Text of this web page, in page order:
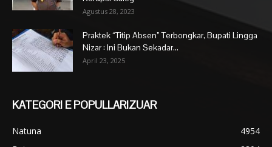
Agustus 28, 2023
Praktek “Titip Absen” Terbongkar, Bupati Lingga
Nizar : Ini Bukan Sekadar...
April 23, 2025
KATEGORI E POPULLARIZUAR
Natuna
4954